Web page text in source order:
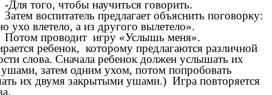
-Для того, чтобы научиться говорить.
Затем воспитатель предлагает объяснить поговорку:
ухо влетело, а из другого вылетело».
Потом проводит игру «Услышь меня».
ребенок, которому предлагаются различной
слова. Сначала ребенок должен услышать их
затем одним ухом, потом попробовать
их двумя закрытыми ушами.) Игра повторяется